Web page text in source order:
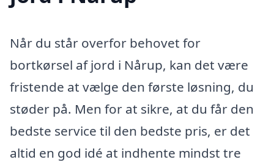
Når du står overfor behovet for
bortkørsel af jord i Nårup, kan det være
fristende at vælge den første løsning, du
støder på. Men for at sikre, at du får den
bedste service til den bedste pris, er det
altid en god idé at indhente mindst tre